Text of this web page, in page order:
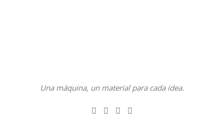
Una máquina, un material para cada idea.